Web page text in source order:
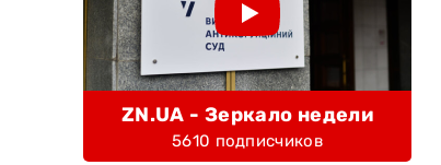
ZN.UA - Зеркало недели
5610 подписчиков